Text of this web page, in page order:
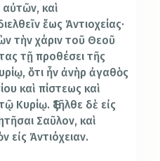
αὐτῶν, καὶ
ἕως Ἀντιοχείας·
τὴν χάριν τοῦ Θεοῦ
τῇ προθέσει τῆς
ὅτι ἦν ἀνὴρ ἀγαθὸς
καὶ πίστεως καὶ
Κυρίῳ. Ἐξῆλθε δὲ εἰς
Σαῦλον, καὶ
εἰς Ἀντιόχειαν.